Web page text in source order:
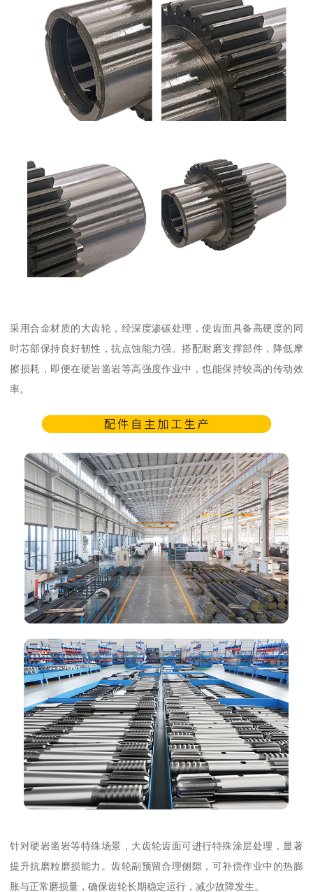
采用合金材质的大齿轮，经深度渗碳处理，使齿面具备高硬度的同
时芯部保持良好韧性，抗点蚀能力强。搭配耐磨支撑部件，降低摩
擦损耗，即便在硬岩凿岩等高强度作业中，也能保持较高的传动效
率。
针对硬岩凿岩等特殊场景，大齿轮齿面可进行特殊涂层处理，显著
提升抗磨粒磨损能力。齿轮副预留合理侧隙，可补偿作业中的热膨
胀与正常磨损量，确保齿轮长期稳定运行，减少故障发生。